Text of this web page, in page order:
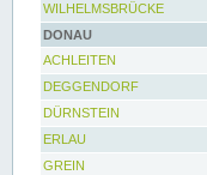
WILHELMSBRÜCKE
DONAU
ACHLEITEN
DEGGENDORF
DÜRNSTEIN
ERLAU
GREIN